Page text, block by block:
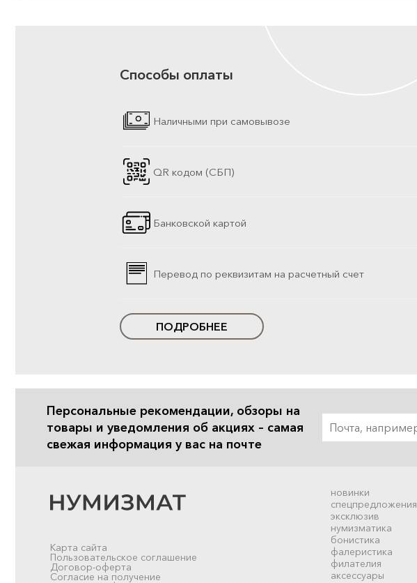
Способы оплаты
Наличными при самовывозе
QR кодом (СБП)
Банковской картой
Перевод по реквизитам на расчетный счет
ПОДРОБНЕЕ
Персональные рекомендации, обзоры на
товары и уведомления об акциях – самая
свежая информация у вас на почте
новинки
спецпредложения
эксклюзив
нумизматика
бонистика
фалеристика
филателия
аксессуары
Карта сайта
Пользовательское соглашение
Договор-оферта
Согласие на получение